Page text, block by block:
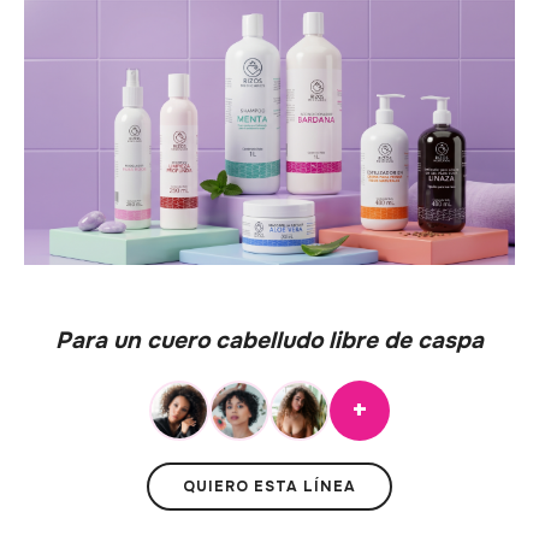
Para un cuero cabelludo libre de caspa
+
QUIERO ESTA LÍNEA